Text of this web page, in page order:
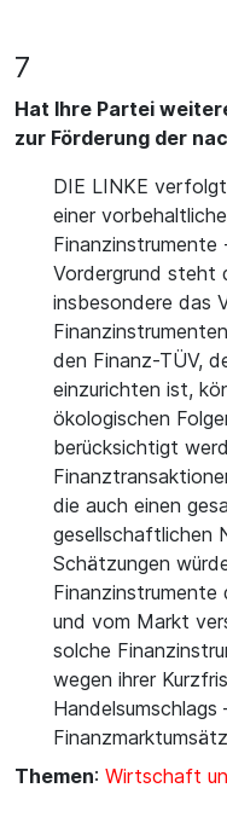
7
Hat Ihre Partei
zur Förderung der
DIE LINKE
einer
Finanzinstrumente
Vordergrund steht
insbesondere das
den Finanz-TÜV,
einzurichten ist,
ökologischen
berücksichtigt
die auch einen
gesellschaftlichen
Schätzungen
und vom Markt
solche
wegen ihrer
Themen: Wirtschaft